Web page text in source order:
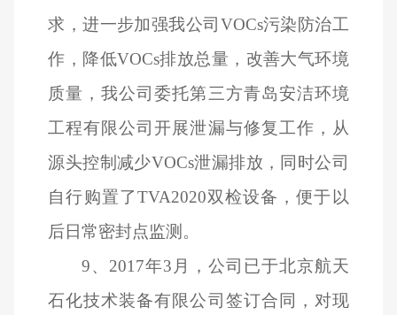
求，进一步加强我公司VOCs污染防治工
作，降低VOCs排放总量，改善大气环境
质量，我公司委托第三方青岛安洁环境
工程有限公司开展泄漏与修复工作，从
源头控制减少VOCs泄漏排放，同时公司
自行购置了TVA2020双检设备，便于以
后日常密封点监测。
9、2017年3月，公司已于北京航天
石化技术装备有限公司签订合同，对现